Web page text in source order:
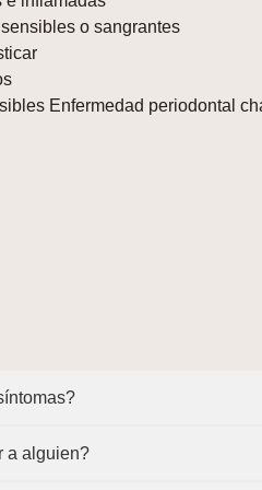
o sangrantes
Enfermedad periodontal
a alguien?